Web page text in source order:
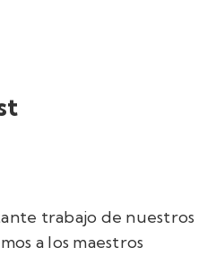
trabajo de nuestros
a los maestros